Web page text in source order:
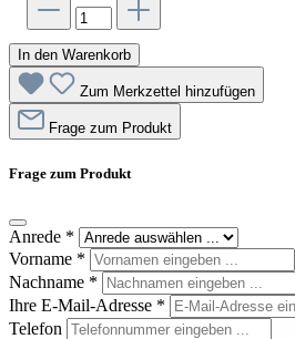
In den Warenkorb
Zum Merkzettel hinzufügen
Frage zum Produkt
Frage zum Produkt
Anrede *
Vorname *
Nachname *
Ihre E-Mail-Adresse *
Telefon